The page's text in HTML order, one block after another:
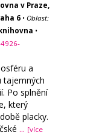
v Praze,
6 • Oblast:
•
a
tajemných
Po splnění
který
placky.
... [více